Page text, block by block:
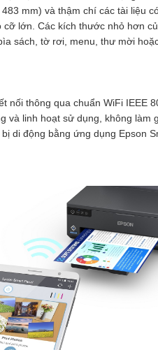
mm) và thậm chí các tài liệu
lớn. Các kích thước nhỏ hơn
sách, tờ rơi, menu, thư mời
nối thông qua chuẩn WiFi IEEE
và linh hoạt sử dụng, không làm
di động bằng ứng dụng Epson